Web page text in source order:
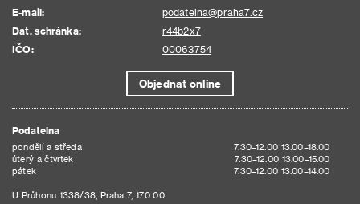
E-mail:
podatelna@praha7.cz
Dat. schránka:
r44b2x7
IČO:
00063754
Objednat online
Podatelna
pondělí a středa
7.30–12.00 13.00–18.00
úterý a čtvrtek
7.30–12.00 13.00–15.00
pátek
7.30–12.00 13.00–14.00
U Průhonu 1338/38, Praha 7, 170 00